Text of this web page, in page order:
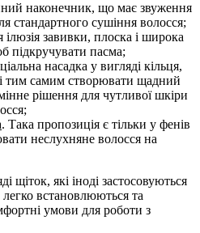
наконечник, що має звуження
стандартного сушіння волосся;
ілюзія завивки, плоска і широка
підкручувати пасма;
насадка у вигляді кільця,
тим самим створювати щадний
рішення для чутливої шкіри
. Така пропозиція є тільки у фенів
неслухняне волосся на
щіток, які іноді застосовуються
легко встановлюються та
умови для роботи з